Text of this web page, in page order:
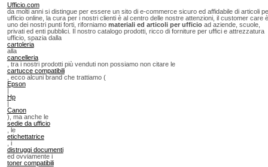
Ufficio.com
da molti anni si distingue per essere un sito di e-commerce sicuro ed affidabile di articoli
ufficio online, la cura per i nostri clienti è al centro delle nostre attenzioni, il customer care è
uno dei nostri punti forti, riforniamo materiali ed articoli per ufficioad aziende, scuole,
privati ed enti pubblici. Il nostro catalogo prodotti, ricco di forniture per uffici e attrezzatura
ufficio, spazia dalla
cartoleria
alla
cancelleria
, tra i nostri prodotti più venduti non possiamo non citare le
cartucce compatibili
, ecco alcuni brand che trattiamo (
Epson
|
Hp
|
Canon
), ma anche le
sedie da ufficio
, le
etichettatrice
, i
distruggi documenti
ed ovviamente i
toner compatibili